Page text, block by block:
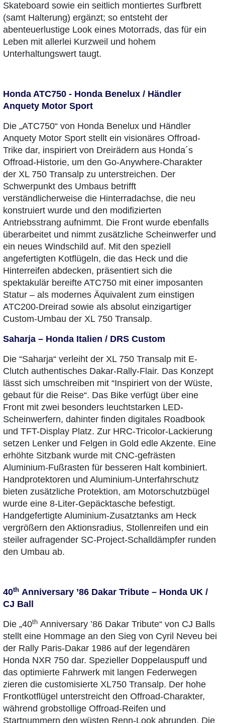
Skateboard sowie ein seitlich montiertes Surfbrett
(samt Halterung) ergänzt; so entsteht der
abenteuerlustige Look eines Motorrads, das für ein
Leben mit allerlei Kurzweil und hohem
Unterhaltungswert taugt.
Honda ATC750 - Honda Benelux / Händler
Anquety Motor Sport
Die „ATC750“ von Honda Benelux und Händler
Anquety Motor Sport stellt ein visionäres Offroad-
Trike dar, inspiriert von Dreirädern aus Honda´s
Offroad-Historie, um den Go-Anywhere-Charakter
der XL 750 Transalp zu unterstreichen. Der
Schwerpunkt des Umbaus betrifft
verständlicherweise die Hinterradachse, die neu
konstruiert wurde und den modifizierten
Antriebsstrang aufnimmt. Die Front wurde ebenfalls
überarbeitet und nimmt zusätzliche Scheinwerfer und
ein neues Windschild auf. Mit den speziell
angefertigten Kotflügeln, die das Heck und die
Hinterreifen abdecken, präsentiert sich die
spektakulär bereifte ATC750 mit einer imposanten
Statur – als modernes Äquivalent zum einstigen
ATC200-Dreirad sowie als absolut einzigartiger
Custom-Umbau der XL 750 Transalp.
Saharja – Honda Italien / DRS Custom
Die “Saharja“ verleiht der XL 750 Transalp mit E-
Clutch authentisches Dakar-Rally-Flair. Das Konzept
lässt sich umschreiben mit “Inspiriert von der Wüste,
gebaut für die Reise“. Das Bike verfügt über eine
Front mit zwei besonders leuchtstarken LED-
Scheinwerfern, dahinter finden digitales Roadbook
und TFT-Display Platz. Zur HRC-Tricolor-Lackierung
setzen Lenker und Felgen in Gold edle Akzente. Eine
erhöhte Sitzbank wurde mit CNC-gefrästen
Aluminium-Fußrasten für besseren Halt kombiniert.
Handprotektoren und Aluminium-Unterfahrschutz
bieten zusätzliche Protektion, am Motorschutzbügel
wurde eine 8-Liter-Gepäcktasche befestigt.
Handgefertigte Aluminium-Zusatztanks am Heck
vergrößern den Aktionsradius, Stollenreifen und ein
steiler aufragender SC-Project-Schalldämpfer runden
den Umbau ab.
40th Anniversary ’86 Dakar Tribute – Honda UK /
CJ Ball
Die „40th Anniversary ’86 Dakar Tribute“ von CJ Balls
stellt eine Hommage an den Sieg von Cyril Neveu bei
der Rally Paris-Dakar 1986 auf der legendären
Honda NXR 750 dar. Spezieller Doppelauspuff und
das optimierte Fahrwerk mit langen Federwegen
zieren die customisierte XL750 Transalp. Der hohe
Frontkotflügel unterstreicht den Offroad-Charakter,
während grobstollige Offroad-Reifen und
Startnummern den wüsten Renn-Look abrunden. Die